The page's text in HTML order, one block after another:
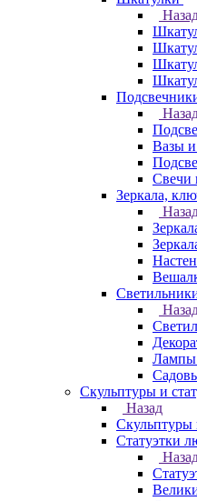
Вазы
Свечи
Зеркала,
Лампы
Скульптуры и
Назад
Скульптуры
Статуэтки